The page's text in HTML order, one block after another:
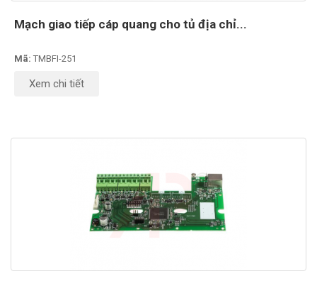
Mạch giao tiếp cáp quang cho tủ địa chỉ...
Mã: TMBFI-251
Xem chi tiết